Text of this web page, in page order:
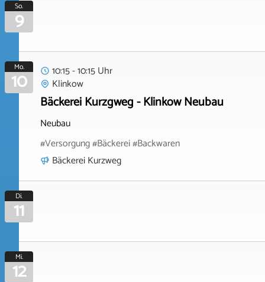
So.
9
Mo.
10
10:15 - 10:15 Uhr
Klinkow
Bäckerei Kurzgweg - Klinkow Neubau
Neubau
#Versorgung #Bäckerei #Backwaren
Bäckerei Kurzweg
Di.
11
Mi.
12